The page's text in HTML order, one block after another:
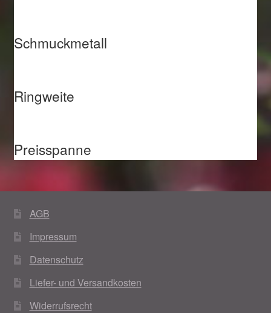
Schmuckmetall
Ringweite
Preisspanne
AGB
Impressum
Datenschutz
Liefer- und Versandkosten
Widerrufsrecht